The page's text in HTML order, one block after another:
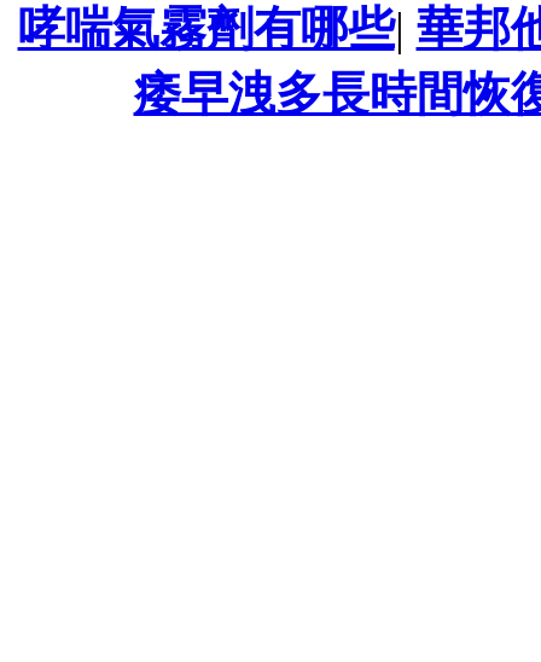
哮喘氣霧劑有哪些| 華邦
痿早洩多長時間恢